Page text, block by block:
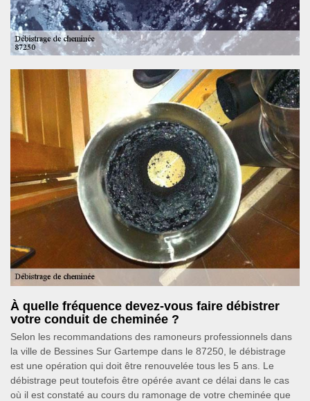
À quelle fréquence devez-vous faire débistrer
votre conduit de cheminée ?
Selon les recommandations des ramoneurs professionnels dans
la ville de Bessines Sur Gartempe dans le 87250, le débistrage
est une opération qui doit être renouvelée tous les 5 ans. Le
débistrage peut toutefois être opérée avant ce délai dans le cas
où il est constaté au cours du ramonage de votre cheminée que